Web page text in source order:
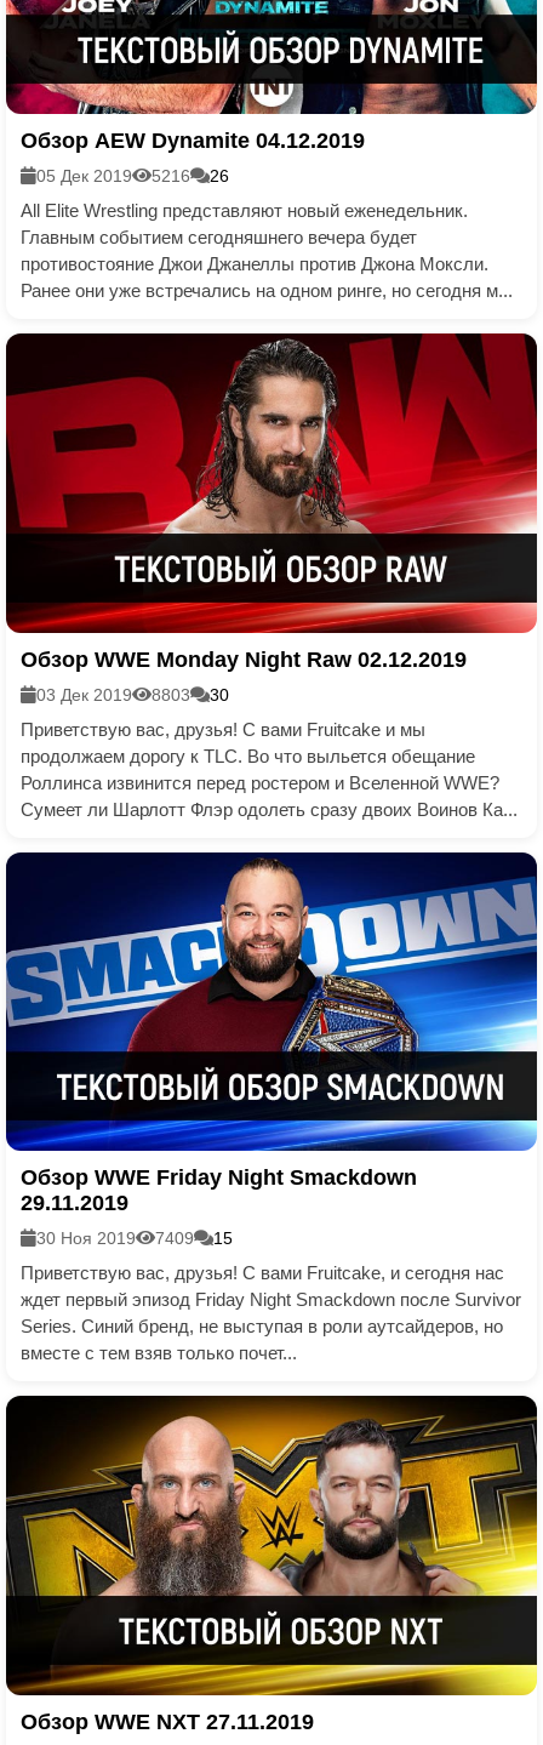
Обзор AEW Dynamite 04.12.2019
05 Дек 2019 5216 26
All Elite Wrestling представляют новый еженедельник.
Главным событием сегодняшнего вечера будет
противостояние Джои Джанеллы против Джона Моксли.
Ранее они уже встречались на одном ринге, но сегодня м...
Обзор WWE Monday Night Raw 02.12.2019
03 Дек 2019 8803 30
Приветствую вас, друзья! С вами Fruitcake и мы
продолжаем дорогу к TLC. Во что выльется обещание
Роллинса извинится перед ростером и Вселенной WWE?
Сумеет ли Шарлотт Флэр одолеть сразу двоих Воинов Ка...
Обзор WWE Friday Night Smackdown
29.11.2019
30 Ноя 2019 7409 15
Приветствую вас, друзья! С вами Fruitcake, и сегодня нас
ждет первый эпизод Friday Night Smackdown после Survivor
Series. Синий бренд, не выступая в роли аутсайдеров, но
вместе с тем взяв только почет...
Обзор WWE NXT 27.11.2019